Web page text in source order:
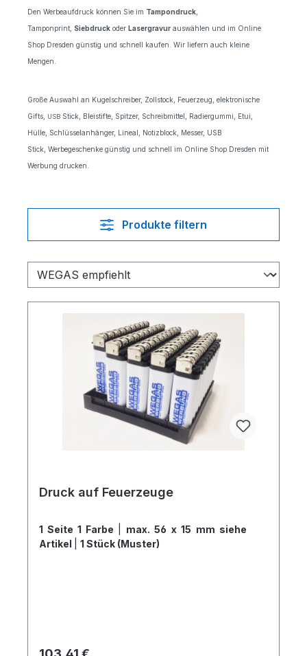
Den Werbeaufdruck können Sie im Tampondruck
Tamponprint, Siebdruck oder Lasergravur auswählen und im Online
Shop Dresden günstig und schnell kaufen. Wir liefern auch kleine
Mengen.
Große Auswahl an Kugelschreiber, Zollstock, Feuerzeug, elektronische
Gifts,
USB Stick, Bleistifte, Spitzer, Schreibmittel, Radiergummi, Etui,
Hülle, Schlüsselanhänger, Lineal, Notizblock, Messer, USB
Stick, Werbegeschenke günstig und schnell im Online Shop Dresden mit
Werbung drucken.
Produkte filtern
Druck auf Feuerzeuge
1 Seite 1 Farbe
max. 56 x 15 mm siehe
Artikel
1 Stück (Muster)
Regulärer Preis: